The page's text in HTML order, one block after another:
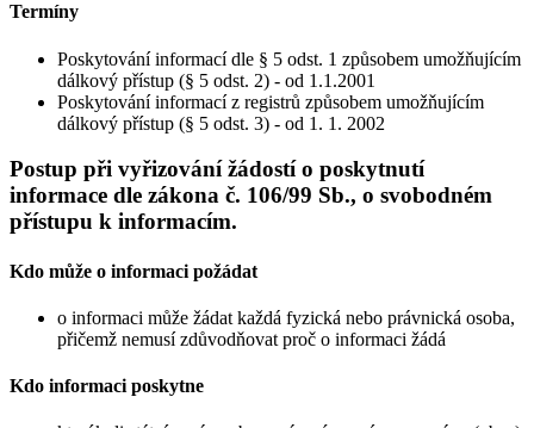
Termíny
Poskytování informací dle § 5 odst. 1 způsobem umožňujícím
dálkový přístup (§ 5 odst. 2) - od 1.1.2001
Poskytování informací z registrů způsobem umožňujícím
dálkový přístup (§ 5 odst. 3) - od 1. 1. 2002
Postup při vyřizování žádostí o poskytnutí
informace dle zákona č. 106/99 Sb., o svobodném
přístupu k informacím.
Kdo může o informaci požádat
o informaci může žádat každá fyzická nebo právnická osoba,
přičemž nemusí zdůvodňovat proč o informaci žádá
Kdo informaci poskytne